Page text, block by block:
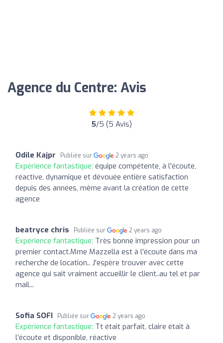
Agence du Centre: Avis
5/5 (5 Avis)
Odile Kajpr Publiée sur 2 years ago
Expérience fantastique: équipe compétente, à l'écoute,
réactive, dynamique et dévouée entière satisfaction
depuis des années, même avant la création de cette
agence
beatryce chris Publiée sur 2 years ago
Expérience fantastique: Très bonne impression pour un
premier contact.Mme Mazzella est à l'écoute dans ma
recherche de location.. J'espère trouver avec cette
agence qui sait vraiment accueillir le client..au tel et par
mail...
Sofia SOFI Publiée sur 2 years ago
Expérience fantastique: Tt était parfait, claire était à
l’écoute et disponible, réactive